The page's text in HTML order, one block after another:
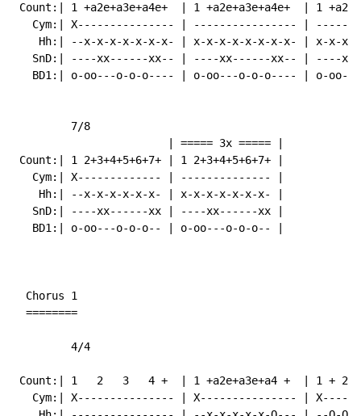
Count:| 1 +a2e+a3e+a4e+  | 1 +a2e+a3e+a4e+  | 1
Cym:| X--------------- | ---------------- |
Hh:| --x-x-x-x-x-x-x- | x-x-x-x-x-x-x-x- | x-x-x-
SnD:| ----xx------xx-- | ----xx------xx-- | ----
BD1:| o-oo---o-o-o---- | o-oo---o-o-o---- | o-
         7/8
                        | ===== 3x ===== |
Count:| 1 2+3+4+5+6+7+ | 1 2+3+4+5+6+7+ |
   Cym:| X------------- | -------------- |
    Hh:| --x-x-x-x-x-x- | x-x-x-x-x-x-x- |
   SnD:| ----xx------xx | ----xx------xx |
   BD1:| o-oo---o-o-o-- | o-oo---o-o-o-- |
  Chorus 1
  ========
         4/4
Count:| 1   2   3   4 +  | 1 +a2e+a3e+a4 +  | 1 + 2 +
Cym:| X--------------- | X--------------- |